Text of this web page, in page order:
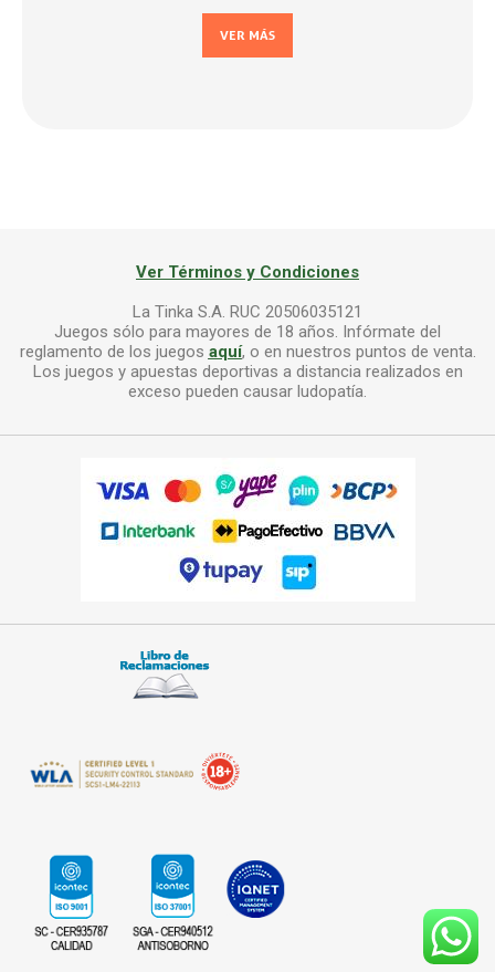
VER MÁS
Ver Términos y Condiciones
La Tinka S.A. RUC 20506035121
Juegos sólo para mayores de 18 años. Infórmate del
reglamento de los juegos aquí, o en nuestros puntos de venta.
Los juegos y apuestas deportivas a distancia realizados en
exceso pueden causar ludopatía.